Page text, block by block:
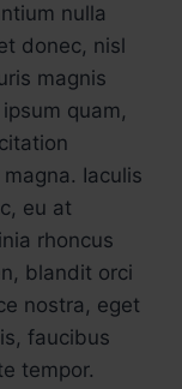
nulla
donec, nisl
magnis
quam,
Iaculis
eu at
rhoncus
blandit orci
nostra, eget
faucibus
tempor.